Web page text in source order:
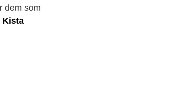
dem som
Kista